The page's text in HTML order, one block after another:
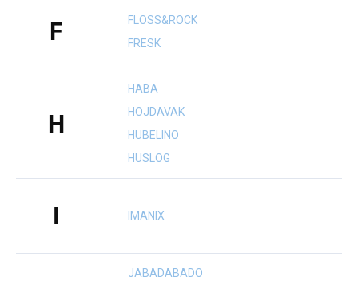
F
FLOSS&ROCK
FRESK
H
HABA
HOJDAVAK
HUBELINO
HUSLOG
I IMANIX
JABADABADO